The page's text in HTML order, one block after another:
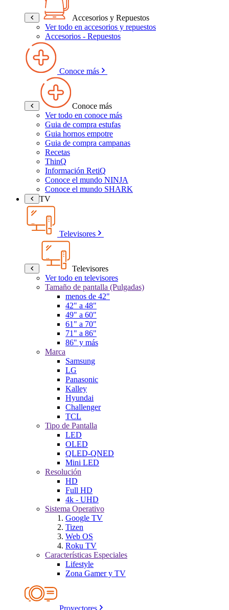
Accesorios y Repuestos
Ver todo en accesorios y repuestos
Accesorios - Repuestos
Conoce más
Conoce más
Ver todo en conoce más
Guia de compra estufas
Guia hornos empotre
Guia de compra campanas
Recetas
ThinQ
Información RetiQ
Conoce el mundo NINJA
Conoce el mundo SHARK
TV
Televisores
Televisores
Ver todo en televisores
Tamaño de pantalla (Pulgadas)
menos de 42"
42" a 48"
49" a 60"
61" a 70"
71" a 86"
86" y más
Marca
Samsung
LG
Panasonic
Kalley
Hyundai
Challenger
TCL
Tipo de Pantalla
LED
OLED
QLED-QNED
Mini LED
Resolución
HD
Full HD
4k - UHD
Sistema Operativo
Google TV
Tizen
Web OS
Roku TV
Características Especiales
Lifestyle
Zona Gamer y TV
Proyectores